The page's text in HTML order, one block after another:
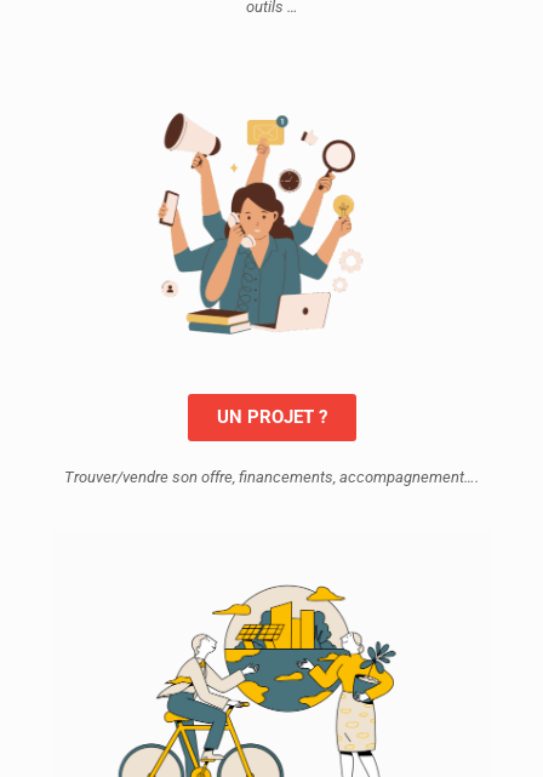
outils …
UN PROJET ?
Trouver/vendre son offre, financements, accompagnement….